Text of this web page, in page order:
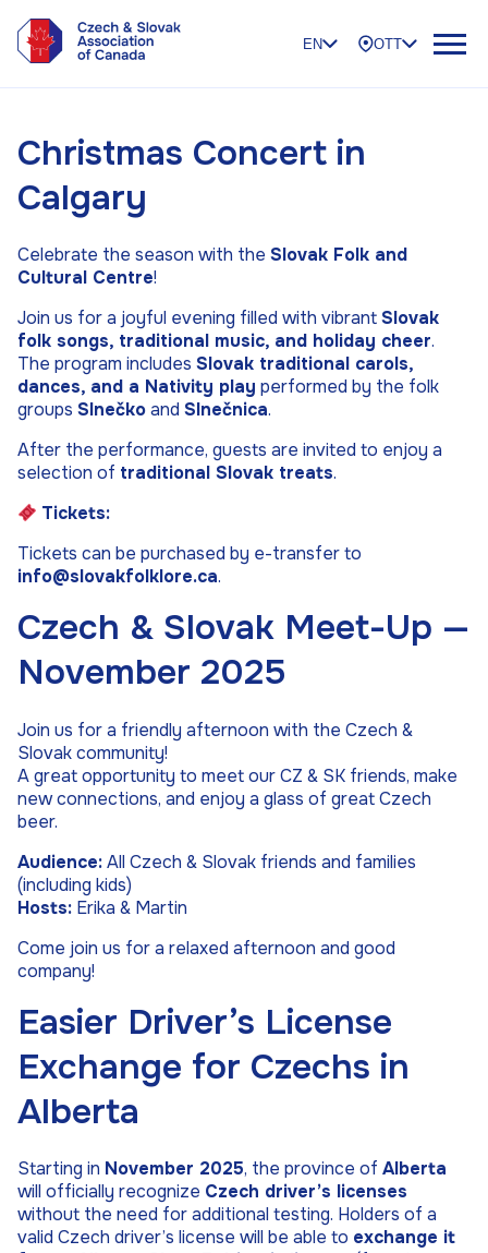
EN OTT
Christmas Concert in
Calgary
Celebrate the season with the Slovak Folk and
Cultural Centre!
Join us for a joyful evening filled with vibrantSlovak
folk songs, traditional music, and holiday cheer.
The program includes Slovak traditional carols,
dances, and a Nativity play performed by the folk
groups Slnečkoand Slnečnica.
After the performance, guests are invited to enjoy a
selection of traditional Slovak treats.
Tickets:
Tickets can be purchased by e-transfer to
info@slovakfolklore.ca.
Czech & Slovak Meet-Up —
November 2025
Join us for a friendly afternoon with the Czech &
Slovak community!
A great opportunity to meet our CZ & SK friends, make
new connections, and enjoy a glass of great Czech
beer.
Audience:All Czech & Slovak friends and families
(including kids)
Hosts: Erika & Martin
Come join us for a relaxed afternoon and good
company!
Easier Driver’s License
Exchange for Czechs in
Alberta
Starting in November 2025, the province of Alberta
will officially recognize Czech driver’s licenses
without the need for additional testing. Holders of a
valid Czech driver’s license will be able to exchange it